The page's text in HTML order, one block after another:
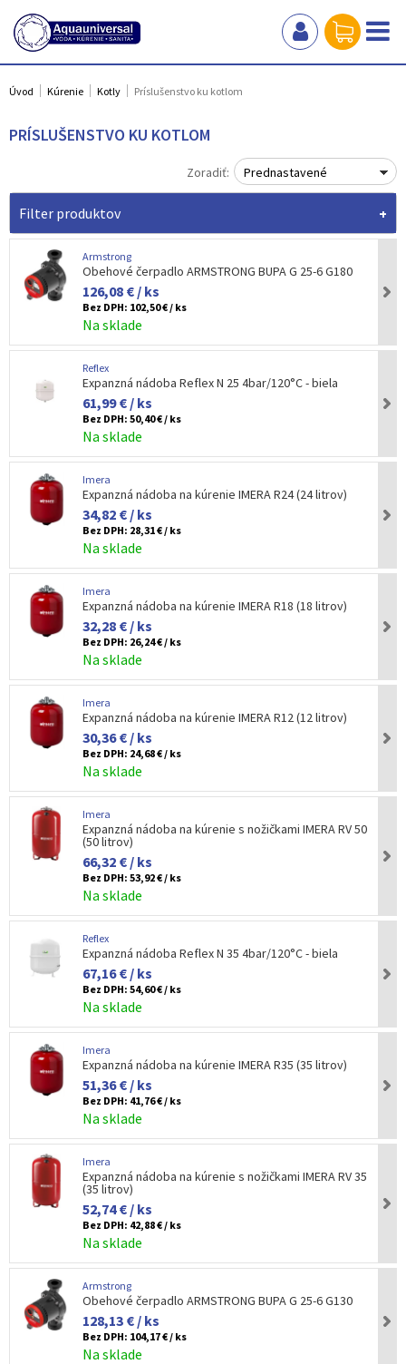
Úvod Kúrenie Kotly Príslušenstvo ku kotlom
PRÍSLUŠENSTVO KU KOTLOM
Zoradiť: Prednastavené
Filter produktov
Armstrong
Obehové čerpadlo ARMSTRONG BUPA G 25-6 G180
126,08 € / ks
Bez DPH: 102,50 € / ks
Na sklade
Reflex
Expanzná nádoba Reflex N 25 4bar/120°C - biela
61,99 € / ks
Bez DPH: 50,40 € / ks
Na sklade
Imera
Expanzná nádoba na kúrenie IMERA R24 (24 litrov)
34,82 € / ks
Bez DPH: 28,31 € / ks
Na sklade
Imera
Expanzná nádoba na kúrenie IMERA R18 (18 litrov)
32,28 € / ks
Bez DPH: 26,24 € / ks
Na sklade
Imera
Expanzná nádoba na kúrenie IMERA R12 (12 litrov)
30,36 € / ks
Bez DPH: 24,68 € / ks
Na sklade
Imera
Expanzná nádoba na kúrenie s nožičkami IMERA RV 50
(50 litrov)
66,32 € / ks
Bez DPH: 53,92 € / ks
Na sklade
Reflex
Expanzná nádoba Reflex N 35 4bar/120°C - biela
67,16 € / ks
Bez DPH: 54,60 € / ks
Na sklade
Imera
Expanzná nádoba na kúrenie IMERA R35 (35 litrov)
51,36 € / ks
Bez DPH: 41,76 € / ks
Na sklade
Imera
Expanzná nádoba na kúrenie s nožičkami IMERA RV 35
(35 litrov)
52,74 € / ks
Bez DPH: 42,88 € / ks
Na sklade
Armstrong
Obehové čerpadlo ARMSTRONG BUPA G 25-6 G130
128,13 € / ks
Bez DPH: 104,17 € / ks
Na sklade